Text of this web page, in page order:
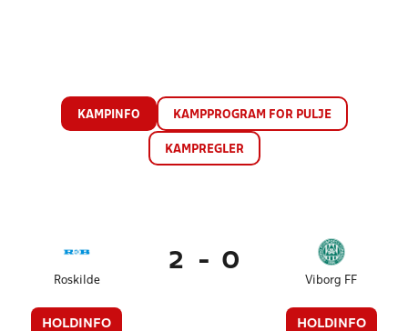
KAMPINFO KAMPPROGRAM FOR PULJE
KAMPREGLER
Roskilde
HOLDINFO
2 - 0
Viborg FF
HOLDINFO